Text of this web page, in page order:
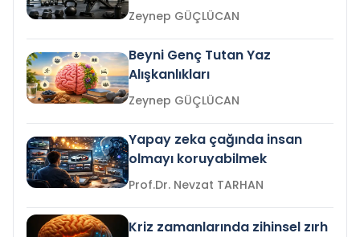
Zeynep GÜÇLÜCAN
Beyni Genç Tutan Yaz
Alışkanlıkları
Zeynep GÜÇLÜCAN
Yapay zeka çağında insan
olmayı koruyabilmek
Prof.Dr. Nevzat TARHAN
Kriz zamanlarında zihinsel zırh